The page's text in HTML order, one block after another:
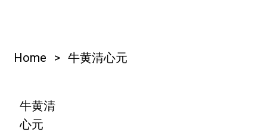
Home > 牛黄清心元
牛黄清
心元